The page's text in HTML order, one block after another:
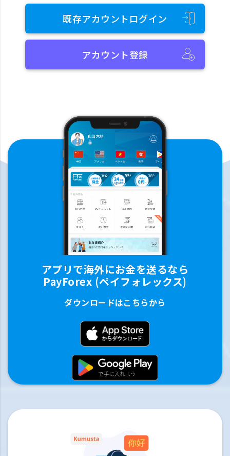
既存アカウントログイン
アカウント登録
アプリで海外にお金を送るなら
PayForex (ペイフォレックス)
ダウンロードはこちらから